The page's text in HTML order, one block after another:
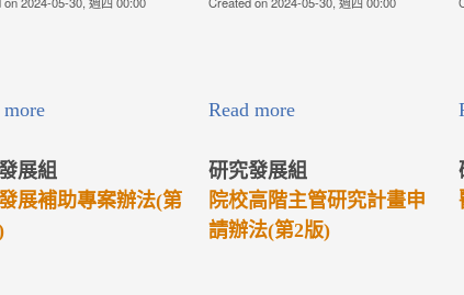
Read more
究發展組
校高階主管研究計畫申
辦法(第2版)
研究發展組
醫療專題管理辦法(第4